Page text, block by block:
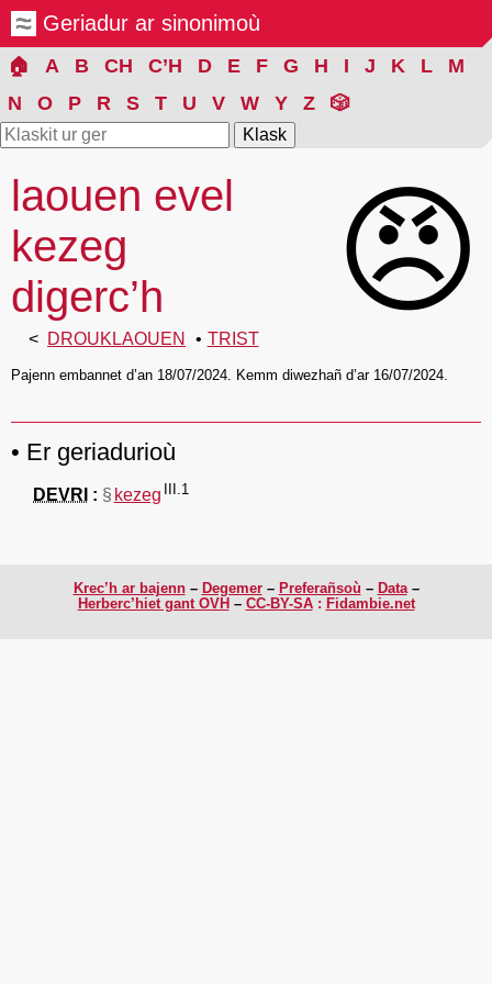
Geriadur ar sinonimoù
🏠 A B CH C’H D E F G H I J K L
M
N
O P R S T U V W Y Z 🎲
😠
laouen evel
kezeg
digerc’h
DROUKLAOUEN TRIST
Pajenn embannet d’an 18/07/2024. Kemm diwezhañ d’ar 16/07/2024.
Er geriadurioù
DEVRI § kezeg III.1
Krec’h ar bajenn Degemer Preferañsoù
Data
Herberc’hiet gant OVH
CC-BY-SA: Fidambie.net